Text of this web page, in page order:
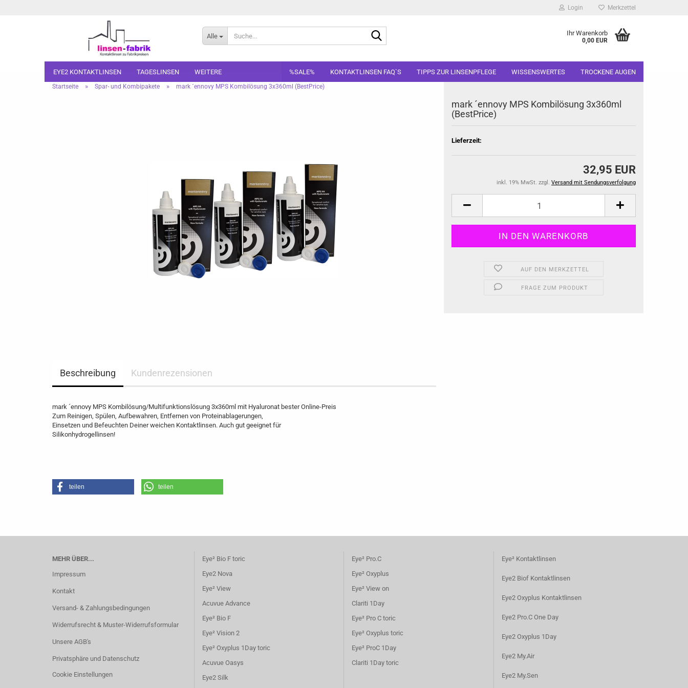
Login Merkzettel
Alle Ihr Warenkorb
0,00 EUR
EYE2 KONTAKTLINSEN TAGESLINSEN %SALE% KONTAKTLINSEN FAQ`S TIPPS ZUR LINSENPFLEGE WISSENSWERTES TROCKENE AUGEN
WEITERE
Startseite » Spar- und Kombipakete » mark ´ennovy MPS Kombilösung 3x360ml (BestPrice)
mark ´ennovy MPS Kombilösung 3x360ml
(BestPrice)
Lieferzeit:
32,95 EUR
inkl. 19% MwSt. zzgl. Versand mit Sendungsverfolgung
AUF DEN MERKZETTEL
FRAGE ZUM PRODUKT
Beschreibung Kundenrezensionen
mark ´ennovy MPS Kombilösung/Multifunktionslösung 3x360ml mit Hyaluronat bester Online-Preis
Zum Reinigen, Spülen, Aufbewahren, Entfernen von Proteinablagerungen,
Einsetzen und Befeuchten Deiner weichen Kontaktlinsen. Auch gut geeignet für
Silikonhydrogellinsen!
teilen teilen
MEHR ÜBER...
Impressum
Kontakt
Versand- & Zahlungsbedingungen
Widerrufsrecht & Muster-Widerrufsformular
Unsere AGB's
Privatsphäre und Datenschutz
Cookie Einstellungen
Eye² Bio F toric
Eye2 Nova
Eye² View
Acuvue Advance
Eye² Bio F
Eye² Vision 2
Eye² Oxyplus 1Day toric
Acuvue Oasys
Eye2 Silk
Eye² Pro.C
Eye² Oxyplus
Eye² View on
Clariti 1Day
Eye² Pro C toric
Eye² Oxyplus toric
Eye² ProC 1Day
Clariti 1Day toric
Eye² Kontaktlinsen
Eye2 Biof Kontaktlinsen
Eye2 Oxyplus Kontaktlinsen
Eye2 Pro.C One Day
Eye2 Oxyplus 1Day
Eye2 My.Air
Eye2 My.Sen